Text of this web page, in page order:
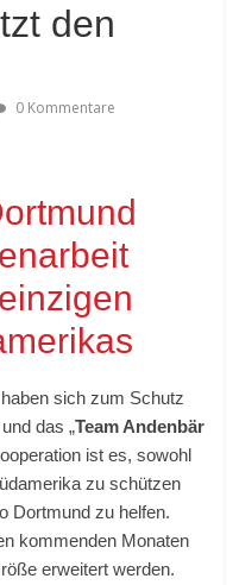
den
0 Kommentare
sich zum Schutz
das „Team Andenbär
ist es, sowohl
zu schützen
Dortmund zu helfen.
kommenden Monaten
erweitert werden.